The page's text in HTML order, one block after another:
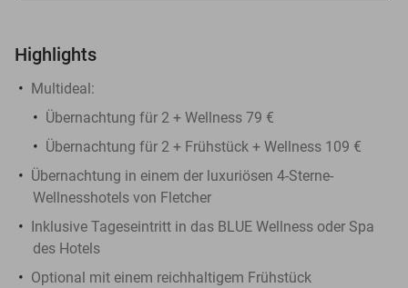
Highlights
Multideal:
Übernachtung für 2 + Wellness 79 €
Übernachtung für 2 + Frühstück + Wellness 109 €
Übernachtung in einem der luxuriösen 4-Sterne-
Wellnesshotels von Fletcher
Inklusive Tageseintritt in das BLUE Wellness oder Spa
des Hotels
Optional mit einem reichhaltigem Frühstück